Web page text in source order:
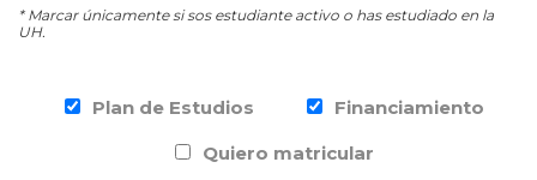
* Marcar únicamente si sos estudiante activo o has estudiado en la
UH.
Plan de Estudios
Financiamiento
Quiero matricular